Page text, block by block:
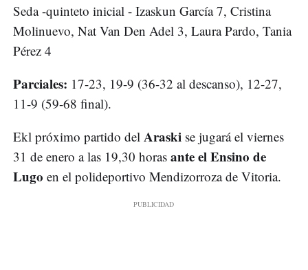
Seda -quinteto inicial - Izaskun García 7, Cristina
Molinuevo, Nat Van Den Adel 3, Laura Pardo, Tania
Pérez 4
Parciales: 17-23, 19-9 (36-32 al descanso), 12-27,
11-9 (59-68 final).
Ekl próximo partido del Araski se jugará el viernes
31 de enero a las 19,30 horas ante el Ensino de
Lugo en el polideportivo Mendizorroza de Vitoria.